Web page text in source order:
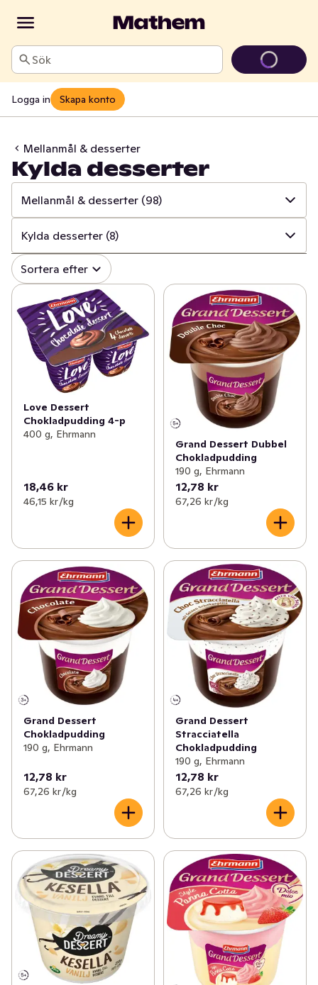
Sök
Logga in Skapa konto
Mellanmål & desserter
Kylda desserter
Mellanmål & desserter (98)
✓ Alla (1365)
✓ Ost (416)
(100)
✓ Matlagningsmejeri (112)
Filmjölk & Yoghurt (249)
Smör & margarin
✓ Juice & fruktdryck (193)
✓ Växtbaserat
Cottage cheese, kvarg & skyr
Mellanmål & desserter (98)
Kylda desserter (8)
✓ Alla (98)
Rismål & rågmål (16)
✓ Proteindryck (45)
Proteinpudding (17)
Vaniljsås (10)
✓ Kylda desserter (8)
Sortera efter
Love Dessert
Chokladpudding 4-p
400 g, Ehrmann
18,46 kr
46,15 kr /kg
Grand Dessert Dubbel
Chokladpudding
190 g, Ehrmann
12,78 kr
67,26 kr /kg
Grand Dessert
Chokladpudding
190 g, Ehrmann
12,78 kr
67,26 kr /kg
Grand Dessert
Stracciatella
Chokladpudding
190 g, Ehrmann
12,78 kr
67,26 kr /kg